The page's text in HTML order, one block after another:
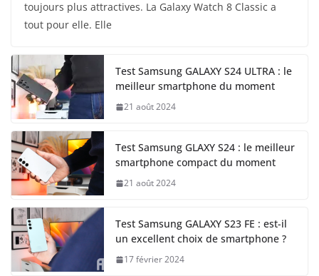
toujours plus attractives. La Galaxy Watch 8 Classic a
tout pour elle. Elle
Test Samsung GALAXY S24 ULTRA : le
meilleur smartphone du moment
21 août 2024
Test Samsung GLAXY S24 : le meilleur
smartphone compact du moment
21 août 2024
Test Samsung GALAXY S23 FE : est-il
un excellent choix de smartphone ?
17 février 2024